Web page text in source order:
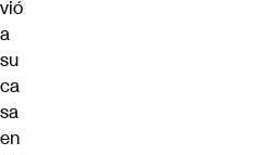
vió
a
su
ca
sa
en